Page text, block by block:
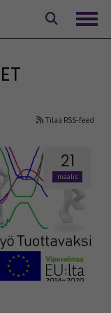
Tilaa RSS-feed
21
maalis